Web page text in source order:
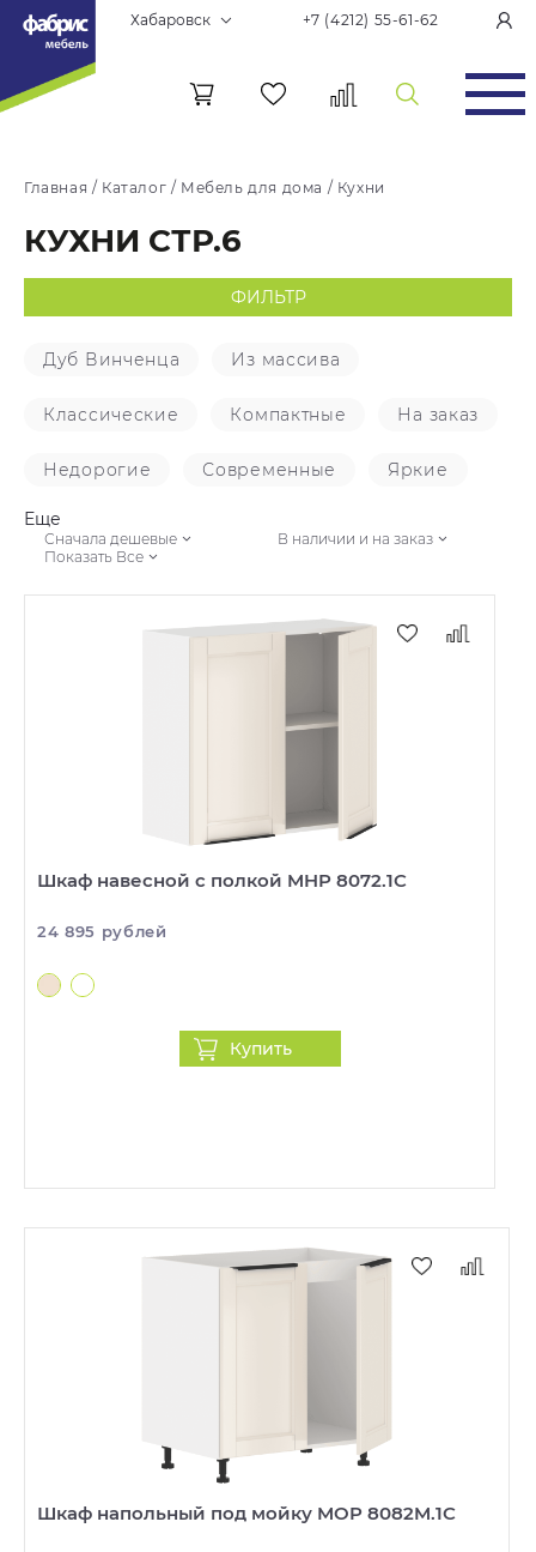
Хабаровск +7 (4212) 55-61-62
Главная / Каталог / Мебель для дома / Кухни
КУХНИ СТР.6
ФИЛЬТР
Дуб Винченца Из массива
Классические Компактные На заказ
Недорогие Современные Яркие
Еще
Сначала дешевые
В наличии и на заказ
Показать Все
Шкаф навесной с полкой MHP 8072.1C
24 895 рублей
Купить
Шкаф напольный под мойку MOP 8082M.1C